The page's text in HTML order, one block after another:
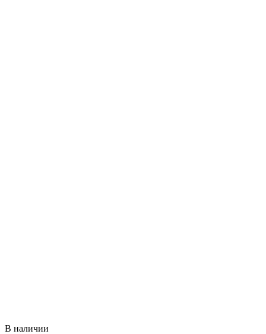
В наличии